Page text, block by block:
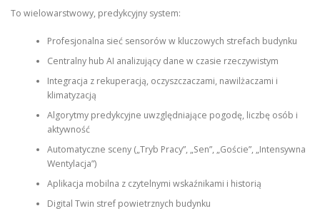
To wielowarstwowy, predykcyjny system:
Profesjonalna sieć sensorów w kluczowych strefach budynku
Centralny hub AI analizujący dane w czasie rzeczywistym
Integracja z rekuperacją, oczyszczaczami, nawilżaczami i
klimatyzacją
Algorytmy predykcyjne uwzględniające pogodę, liczbę osób i
aktywność
Automatyczne sceny („Tryb Pracy”, „Sen”, „Goście”, „Intensywna
Wentylacja”)
Aplikacja mobilna z czytelnymi wskaźnikami i historią
Digital Twin stref powietrznych budynku